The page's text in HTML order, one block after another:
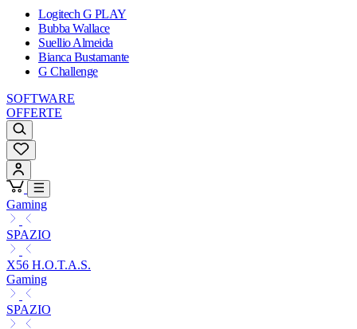
Logitech G PLAY
Bubba Wallace
Suellio Almeida
Bianca Bustamante
G Challenge
SOFTWARE
OFFERTE
Gaming
SPAZIO
X56 H.O.T.A.S.
Gaming
SPAZIO